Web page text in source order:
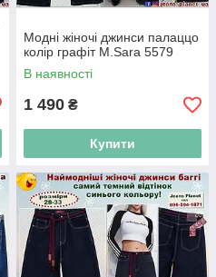
Модні жіночі джинси палаццо
колір графіт M.Sara 5579
В наявності
1 490 ₴
Купити